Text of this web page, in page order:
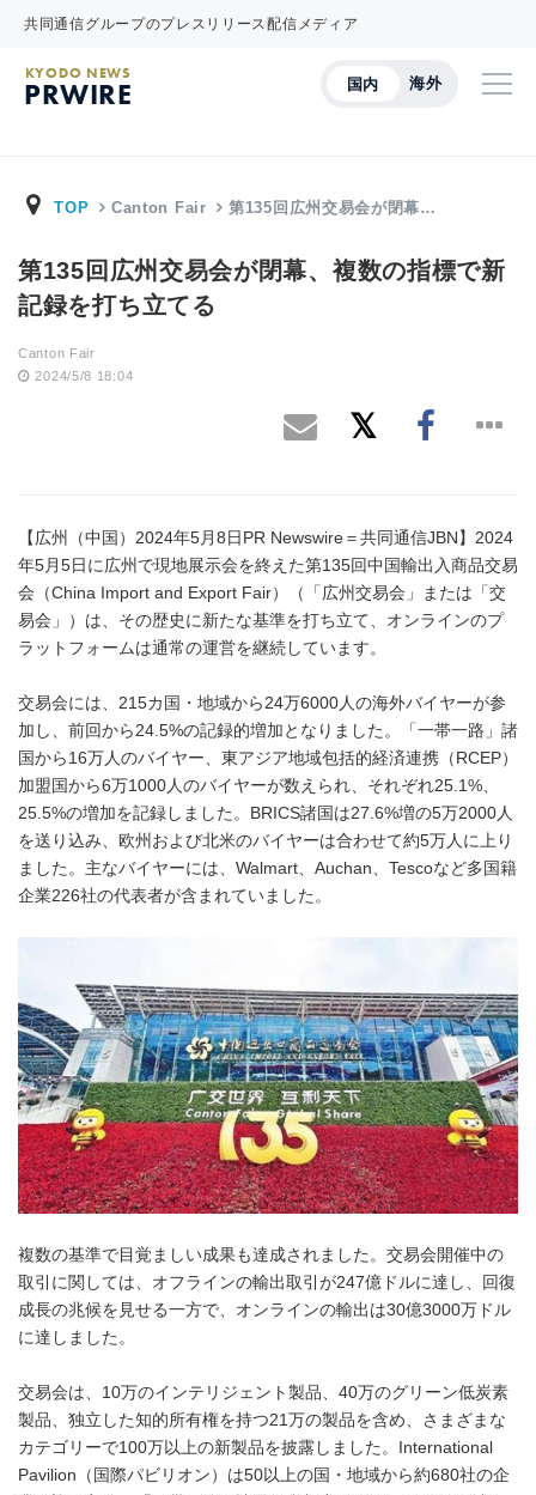
共同通信グループのプレスリリース配信メディア
国内 海外
KYODO NEWS
PRWIRE
TOP Canton Fair 第135回広州交易会が閉幕…
第135回広州交易会が閉幕、複数の指標で新
記録を打ち立てる
Canton Fair
2024/5/8 18:04
【広州（中国）2024年5月8日PR Newswire＝共同通信JBN】2024
年5月5日に広州で現地展示会を終えた第135回中国輸出入商品交易
会（China Import and Export Fair）（「広州交易会」または「交
易会」）は、その歴史に新たな基準を打ち立て、オンラインのプ
ラットフォームは通常の運営を継続しています。
交易会には、215カ国・地域から24万6000人の海外バイヤーが参
加し、前回から24.5%の記録的増加となりました。「一帯一路」諸
国から16万人のバイヤー、東アジア地域包括的経済連携（RCEP）
加盟国から6万1000人のバイヤーが数えられ、それぞれ25.1%、
25.5%の増加を記録しました。BRICS諸国は27.6%増の5万2000人
を送り込み、欧州および北米のバイヤーは合わせて約5万人に上り
ました。主なバイヤーには、Walmart、Auchan、Tescoなど多国籍
企業226社の代表者が含まれていました。
複数の基準で目覚ましい成果も達成されました。交易会開催中の
取引に関しては、オフラインの輸出取引が247億ドルに達し、回復
成長の兆候を見せる一方で、オンラインの輸出は30億3000万ドル
に達しました。
交易会は、10万のインテリジェント製品、40万のグリーン低炭素
製品、独立した知的所有権を持つ21万の製品を含め、さまざまな
カテゴリーで100万以上の新製品を披露しました。International
Pavilion（国際パビリオン）は50以上の国・地域から約680社の企